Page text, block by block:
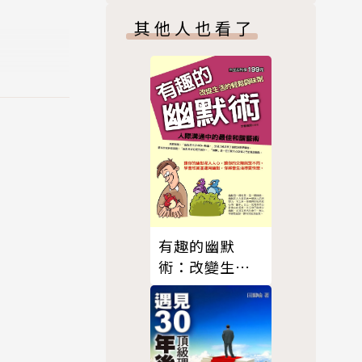
其他人也看了
有趣的幽默
術：改變生活
的輕鬆調味劑